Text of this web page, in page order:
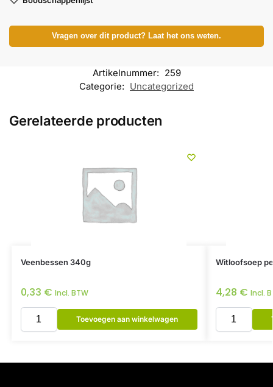
Vragen over dit product? Laat het ons weten.
Artikelnummer: 259
Categorie: Uncategorized
Gerelateerde producten
Veenbessen 340g
0,33 € Incl. BTW
Toevoegen aan winkelwagen
Witloofsoep
4,28 € Incl.